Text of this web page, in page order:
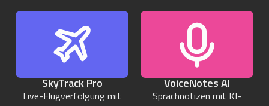
SkyTrack Pro
Live-Flugverfolgung mit
VoiceNotes AI
Sprachnotizen mit KI-